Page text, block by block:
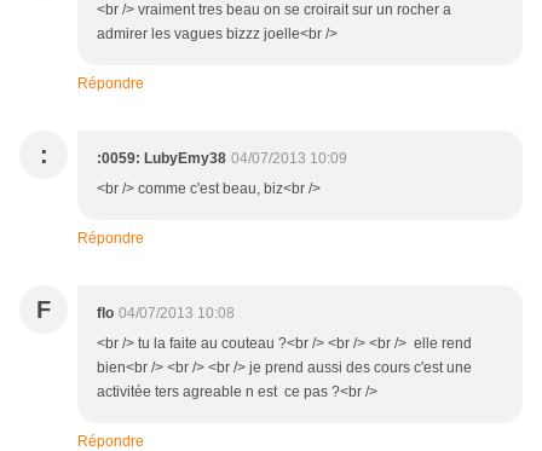
<br /> vraiment tres beau on se croirait sur un rocher a
admirer les vagues bizzz joelle<br />
Répondre
: :0059: LubyEmy38 04/07/2013 10:09
<br /> comme c'est beau, biz<br />
Répondre
F flo 04/07/2013 10:08
<br /> tu la faite au couteau ?<br /> <br /> <br /> elle rend
bien<br /> <br /> <br /> je prend aussi des cours c'est une
activitée ters agreable n est ce pas ?<br />
Répondre